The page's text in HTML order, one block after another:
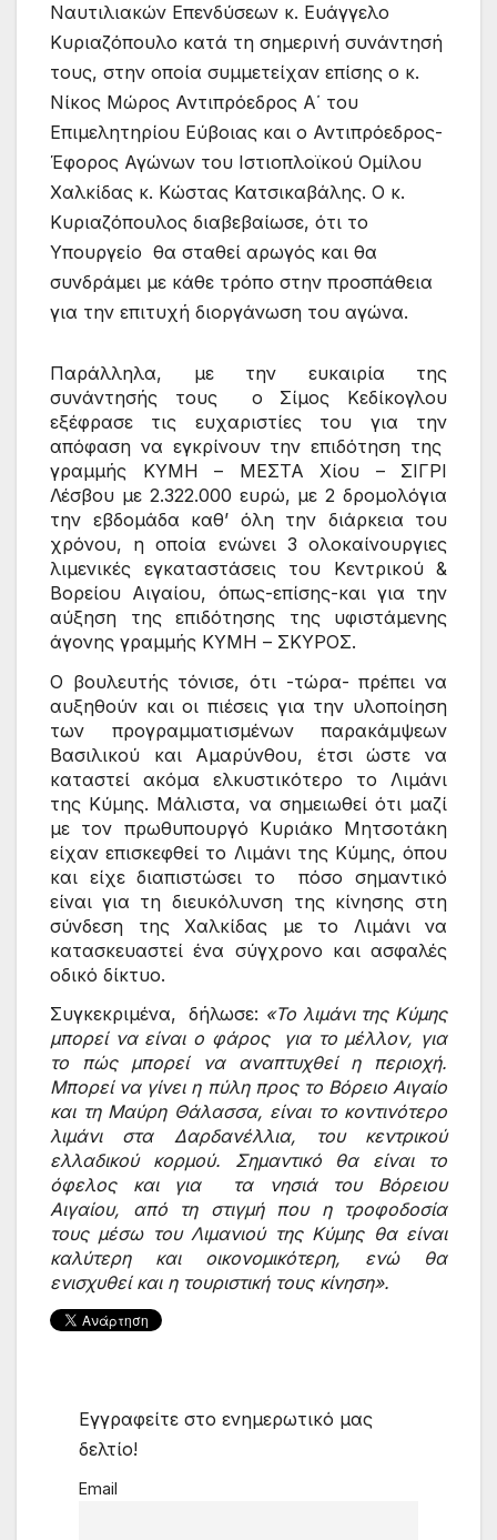
Ναυτιλιακών Επενδύσεων κ. Ευάγγελο
Κυριαζόπουλο κατά τη σημερινή συνάντησή
τους, στην οποία συμμετείχαν επίσης ο κ.
Νίκος Μώρος Αντιπρόεδρος Α΄ του
Επιμελητηρίου Εύβοιας και ο Αντιπρόεδρος-
Έφορος Αγώνων του Ιστιοπλοϊκού Ομίλου
Χαλκίδας κ. Κώστας Κατσικαβάλης. Ο κ.
Κυριαζόπουλος διαβεβαίωσε, ότι το
Υπουργείο θα σταθεί αρωγός και θα
συνδράμει με κάθε τρόπο στην προσπάθεια
για την επιτυχή διοργάνωση του αγώνα.
Παράλληλα, με την ευκαιρία της
συνάντησής τους  ο Σίμος Κεδίκογλου
εξέφρασε τις ευχαριστίες του για την
απόφαση να εγκρίνουν την επιδότηση της
γραμμής ΚΥΜΗ – ΜΕΣΤΑ Χίου – ΣΙΓΡΙ
Λέσβου με 2.322.000 ευρώ, με 2 δρομολόγια
την εβδομάδα καθ’ όλη την διάρκεια του
χρόνου, η οποία ενώνει 3 ολοκαίνουργιες
λιμενικές εγκαταστάσεις του Κεντρικού &
Βορείου Αιγαίου, όπως-επίσης-και για την
αύξηση της επιδότησης της υφιστάμενης
άγονης γραμμής ΚΥΜΗ – ΣΚΥΡΟΣ.
Ο βουλευτής τόνισε, ότι -τώρα- πρέπει να
αυξηθούν και οι πιέσεις για την υλοποίηση
των προγραμματισμένων παρακάμψεων
Βασιλικού και Αμαρύνθου, έτσι ώστε να
καταστεί ακόμα ελκυστικότερο το Λιμάνι
της Κύμης. Μάλιστα, να σημειωθεί ότι μαζί
με τον πρωθυπουργό Κυριάκο Μητσοτάκη
είχαν επισκεφθεί το Λιμάνι της Κύμης, όπου
και είχε διαπιστώσει το  πόσο σημαντικό
είναι για τη διευκόλυνση της κίνησης στη
σύνδεση της Χαλκίδας με το Λιμάνι να
κατασκευαστεί ένα σύγχρονο και ασφαλές
οδικό δίκτυο.
Συγκεκριμένα,  δήλωσε: «Το λιμάνι της Κύμης
μπορεί να είναι ο φάρος  για το μέλλον, για
το πώς μπορεί να αναπτυχθεί η περιοχή.
Μπορεί να γίνει η πύλη προς το Βόρειο Αιγαίο
και τη Μαύρη Θάλασσα, είναι το κοντινότερο
λιμάνι στα Δαρδανέλλια, του κεντρικού
ελλαδικού κορμού. Σημαντικό θα είναι το
όφελος και για  τα νησιά του Βόρειου
Αιγαίου, από τη στιγμή που η τροφοδοσία
τους μέσω του Λιμανιού της Κύμης θα είναι
καλύτερη και οικονομικότερη, ενώ θα
ενισχυθεί και η τουριστική τους κίνηση».
Εγγραφείτε στο ενημερωτικό μας
δελτίο!
Email